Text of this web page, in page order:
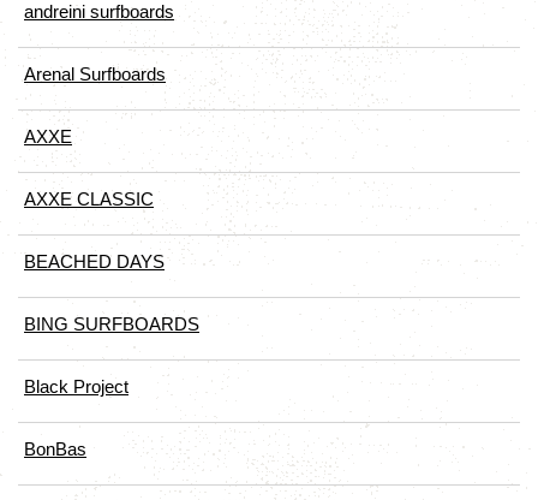
andreini surfboards
Arenal Surfboards
AXXE
AXXE CLASSIC
BEACHED DAYS
BING SURFBOARDS
Black Project
BonBas